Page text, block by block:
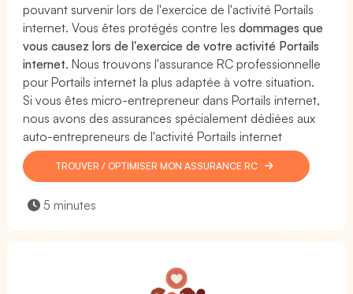
pouvant survenir lors de l'exercice de l'activité Portails
internet. Vous êtes protégés contre lesdommages que
vous causez lors de l'exercice de votre activité Portails
internet. Nous trouvons l'assurance RC professionnelle
pour Portails internet la plus adaptée à votre situation.
Si vous êtes micro-entrepreneur dans Portails internet,
nous avons des assurances spécialement dédiées aux
auto-entrepreneurs de l'activité Portails internet
TROUVER / OPTIMISER MON ASSURANCE RC
5 minutes